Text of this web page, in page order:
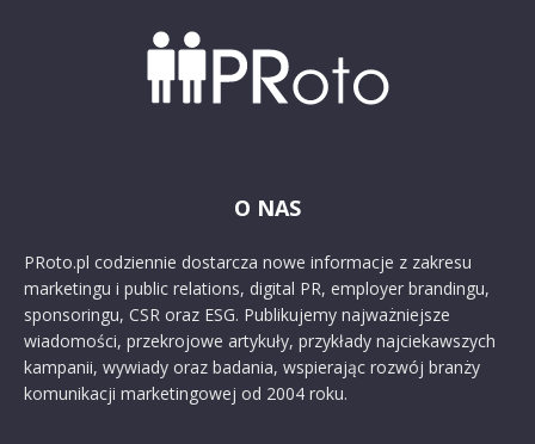
O NAS
PRoto.pl codziennie dostarcza nowe informacje z zakresu
marketingu i public relations, digital PR, employer brandingu,
sponsoringu, CSR oraz ESG. Publikujemy najważniejsze
wiadomości, przekrojowe artykuły, przykłady najciekawszych
kampanii, wywiady oraz badania, wspierając rozwój branży
komunikacji marketingowej od 2004 roku.